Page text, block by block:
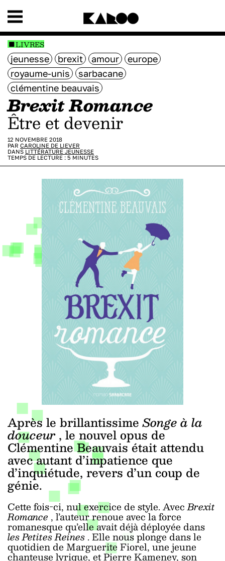
LIVRES
jeunesse brexit amour
europe
royaume-unis
sarbacane
clémentine beauvais
Brexit Romance
être et devenir
12 NOVEMBRE 2018
PAR CAROLINE DE LIEVER
DANS LITTÉRATURE JEUNESSE
TEMPS DE LECTURE : 5 MINUTES
Après le brillantissimeSonge à la
douceur, le nouvel opus de
Clémentine Beauvais était attendu
avec autant d’impatience que
d’inquiétude, revers d’un coup de
génie.
Cette fois-ci, nul exercice de style. AvecBrexit
Romance , l’auteur renoue avec la force
romanesque qu’elle avait déjà déployée dans
les Petites Reines. Elle nous plonge dans le
quotidien de Marguerite Fiorel, une jeune
chanteuse lyrique, et Pierre Kamenev, son